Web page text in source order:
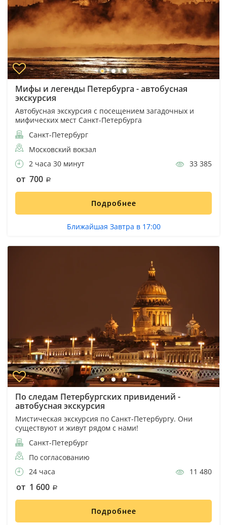
Мифы и легенды Петербурга - автобусная
экскурсия
Автобусная экскурсия с посещением загадочных и
мифических мест Санкт-Петербурга
Санкт-Петербург
Московский вокзал
2 часа 30 минут
33 385
от 700
Подробнее
Ближайшая Завтра в 17:00
По следам Петербургских привидений -
автобусная экскурсия
Мистическая экскурсия по Санкт-Петербургу. Они
существуют и живут рядом с нами!
Санкт-Петербург
По согласованию
24 часа
11 480
от 1 600
Подробнее